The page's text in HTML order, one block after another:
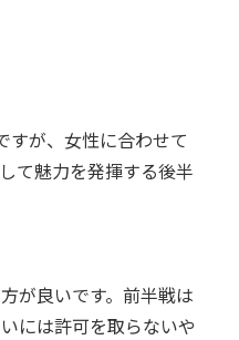
すが、女性に合わせて
て魅力を発揮する後半
が良いです。前半戦は
には許可を取らないや